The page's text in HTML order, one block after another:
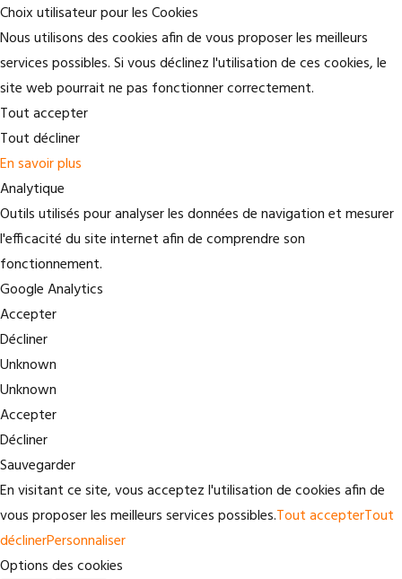
Choix utilisateur pour les Cookies
Nous utilisons des cookies afin de vous proposer les meilleurs
services possibles. Si vous déclinez l'utilisation de ces cookies, le
site web pourrait ne pas fonctionner correctement.
Tout accepter
Tout décliner
En savoir plus
Analytique
Outils utilisés pour analyser les données de navigation et mesurer
l'efficacité du site internet afin de comprendre son
fonctionnement.
Google Analytics
Accepter
Décliner
Unknown
Unknown
Accepter
Décliner
Sauvegarder
En visitant ce site, vous acceptez l'utilisation de cookies afin de
vous proposer les meilleurs services possibles.Tout accepterTout
déclinerPersonnaliser
Options des cookies